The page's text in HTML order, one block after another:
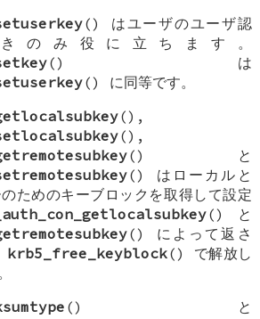
() はユーザのユーザ認
のみ役に立ちます。
() は
() に同等です。
(),
(),
() と
() はローカルと
ためのキーブロックを取得して設定
() と
() によって返さ
krb5_free_keyblock() で解放し
() と